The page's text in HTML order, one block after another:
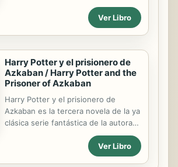
autora británica J.K. Rowling. «Con
las manos temblorosas, Harry le dio
la vuelta al sobre y vio un sello de
armas: un león, un águila, un tejón y
una serpiente, que rodeaban una
gran letra H.» Harry Potter nunca ha
oído hablar de Hogwarts hasta que
empiezan a caer cartas en el felpudo
del número 4 de Privet Drive. Llevan
la dirección escrita con tinta verde
en un sobre de pergamino
amarillento con un sello de lacre
Ver Libro
Harry Potter y el prisionero de
Azkaban / Harry Potter and the
Prisoner of Azkaban
Harry Potter y el prisionero de
Azkaban es la tercera novela de la ya
clásica serie fantástica de la autora
británica J.K. Rowling. «Bienvenido al
autobús noctámbulo, transporte de
emergencia para el brujo
Ver Libro